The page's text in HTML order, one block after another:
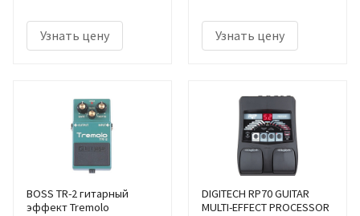
Узнать цену Узнать цену
BOSS TR-2 гитарный
эффект Tremolo
DIGITECH RP70 GUITAR
MULTI-EFFECT PROCESSOR